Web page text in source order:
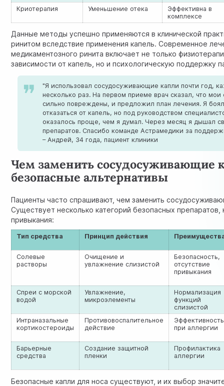
Криотерапия
Уменьшение отека
Эффективна в
комплексе
Данные методы успешно применяются в клинической
ринитом вследствие применения капель. Современное
медикаментозногоринита включает не только
зависимости от капель, но и психологическую поддержку
"Я использовал сосудосуживающие капли почти год,
несколько раз. На первом приеме врач сказал, что мои
сильно повреждены, и предложил план лечения. Я
отказаться от капель, но под руководством
оказалось проще, чем я думал. Через месяц я дышал
препаратов. Спасибо команде Астрамедики за
– Андрей, 34 года, пациент клиники
Чем заменить сосудосуживающие
безопасные альтернативы
Пациенты часто спрашивают, чем заменить
Существует несколько категорий безопасных
привыкания:
Тип средства Принцип действия
Солевые
растворы
Очищение и
увлажнение слизистой
Безопасность,
отсутствие
привыкания
Спреи с морской
водой
Увлажнение,
микроэлементы
Нормализация
функций
слизистой
Интраназальные
кортикостероиды
Противовоспалительное
действие
Эффективность
при аллергии
Барьерные
средства
Создание защитной
пленки
Профилактика
аллергии
Безопасные капли для носа существуют, и их выбор